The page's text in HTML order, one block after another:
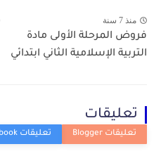
منذ 7 سنة
فروض المرحلة الأولى مادة
التربية الإسلامية الثاني ابتدائي
تعليقات